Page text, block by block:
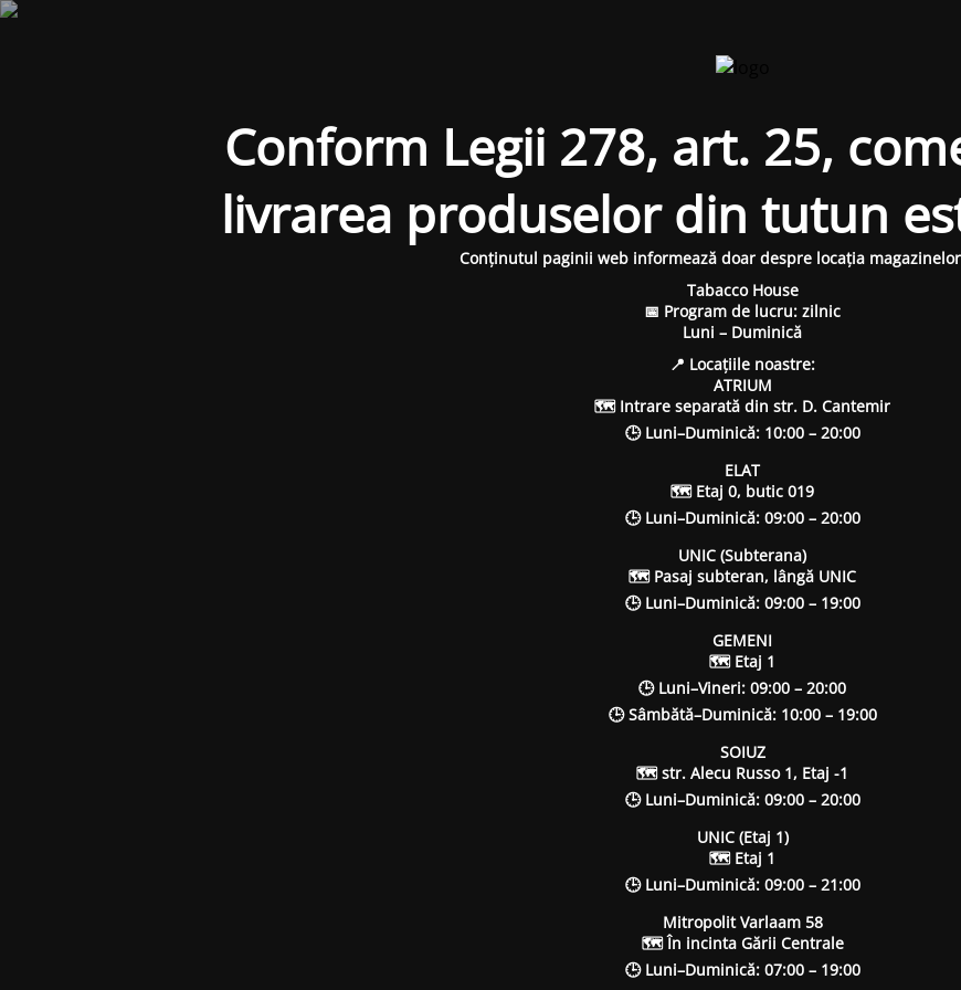
Conform Legii 278, art. 25,
livrarea produselor din tutun
Conținutul paginii web informează doar despre locația
Tabacco House
📅 Program de lucru: zilnic
Luni – Duminică
📍 Locațiile noastre:
ATRIUM
🗺 Intrare separată din str. D. Cantemir
🕒 Luni–Duminică: 10:00 – 20:00
ELAT
🗺 Etaj 0, butic 019
🕒 Luni–Duminică: 09:00 – 20:00
UNIC (Subterana)
🗺 Pasaj subteran, lângă UNIC
🕒 Luni–Duminică: 09:00 – 19:00
GEMENI
🗺 Etaj 1
🕒 Luni–Vineri: 09:00 – 20:00
🕒 Sâmbătă–Duminică: 10:00 – 19:00
SOIUZ
🗺 str. Alecu Russo 1, Etaj -1
🕒 Luni–Duminică: 09:00 – 20:00
UNIC (Etaj 1)
🗺 Etaj 1
🕒 Luni–Duminică: 09:00 – 21:00
Mitropolit Varlaam 58
🗺 În incinta Gării Centrale
🕒 Luni–Duminică: 07:00 – 19:00